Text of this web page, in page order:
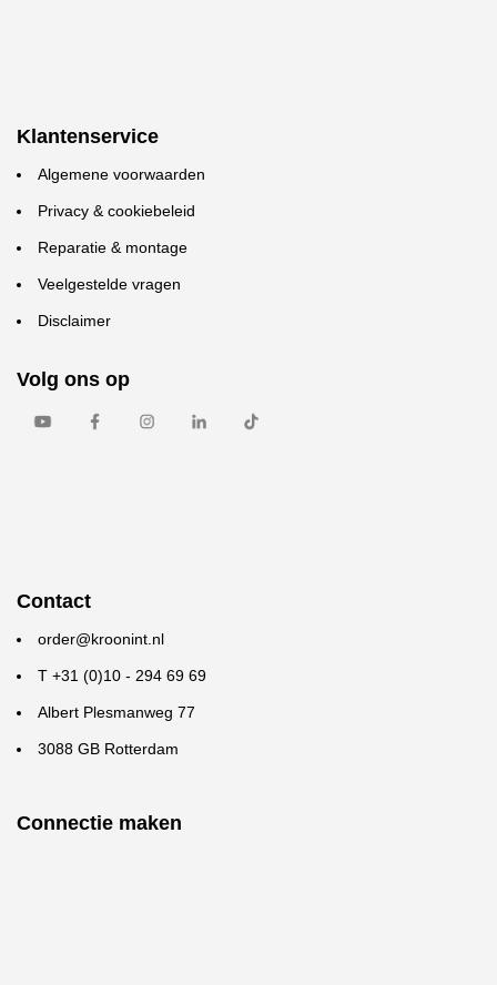
Klantenservice
Algemene voorwaarden
Privacy & cookiebeleid
Reparatie & montage
Veelgestelde vragen
Disclaimer
Volg ons op
Contact
order@kroonint.nl
T +31 (0)10 - 294 69 69
Albert Plesmanweg 77
3088 GB Rotterdam
Connectie maken